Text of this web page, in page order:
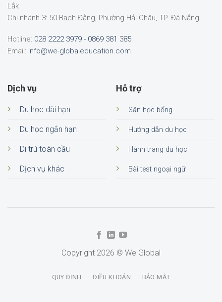
Lắk
Chi nhánh 3: 50 Bạch Đằng, Phường Hải Châu, TP. Đà Nẵng
Hotline: 028 2222 3979 - 0869 381 385
Email: info@we-globaleducation.com
Dịch vụ
Du học dài hạn
Du học ngắn hạn
Di trú toàn cầu
Dịch vụ khác
Hỗ trợ
Săn học bổng
Hướng dẫn du học
Hành trang du học
Bài test ngoại ngữ
Copyright 2026 © We Global
QUY ĐỊNH ĐIỀU KHOẢN BẢO MẬT